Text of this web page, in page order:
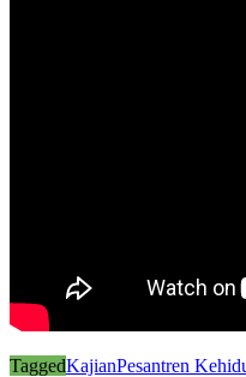
TaggedKajianPesantren